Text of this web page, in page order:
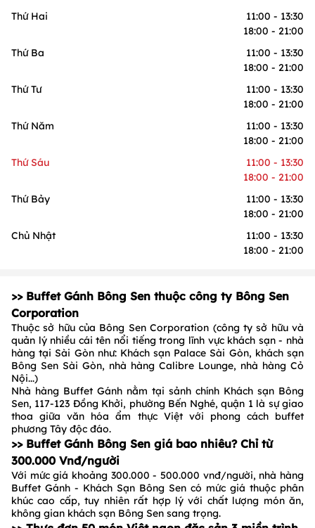
Thứ Hai
11:00 - 13:30
18:00 - 21:00
Thứ Ba
11:00 - 13:30
18:00 - 21:00
Thứ Tư
11:00 - 13:30
18:00 - 21:00
Thứ Năm
11:00 - 13:30
18:00 - 21:00
Thứ Sáu
11:00 - 13:30
18:00 - 21:00
Thứ Bảy
11:00 - 13:30
18:00 - 21:00
Chủ Nhật
11:00 - 13:30
18:00 - 21:00
>> Buffet Gánh Bông Sen thuộc công ty Bông Sen
Corporation
Thuộc sở hữu của Bông Sen Corporation (công ty sở hữu và
quản lý nhiều cái tên nổi tiếng trong lĩnh vực khách sạn - nhà
hàng tại Sài Gòn như: Khách sạn Palace Sài Gòn, khách sạn
Bông Sen Sài Gòn, nhà hàng Calibre Lounge, nhà hàng Cỏ
Nội...)
Nhà hàng Buffet Gánh nằm tại sảnh chính Khách sạn Bông
Sen, 117-123 Đồng Khởi, phường Bến Nghé, quận 1 là sự giao
thoa giữa văn hóa ẩm thực Việt với phong cách buffet
phương Tây độc đáo.
>> Buffet Gánh Bông Sen giá bao nhiêu? Chỉ từ
300.000 Vnđ/người
Với mức giá khoảng 300.000 - 500.000 vnđ/người, nhà hàng
Buffet Gánh - Khách Sạn Bông Sen có mức giá thuộc phân
khúc cao cấp, tuy nhiên rất hợp lý với chất lượng món ăn,
không gian khách sạn Bông Sen sang trọng.